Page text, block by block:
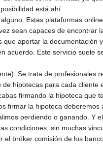
está ahí.
alguno. Estas plataformas
sean capaces de encontrar
que aportar la documentación
acuerdo. Este servicio suele
Se trata de profesionales
hipotecas para cada cliente
firmando la hipoteca que
firmar la hipoteca deberemos
perdiendo o ganando. Y
condiciones, sin muchas
el bróker comisión de los